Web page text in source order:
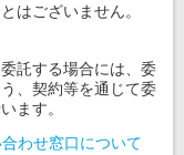
はございません。
託する場合には、委
、契約等を通じて委
ます。
わせ窓口について